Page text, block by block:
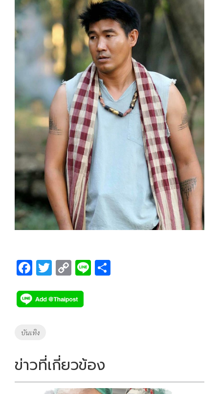
F
e
b
o
k
T
tt
er
C
p
y
k
Li
Tags
บันเทิง
ข่าวที่เกี่ยวข้อง